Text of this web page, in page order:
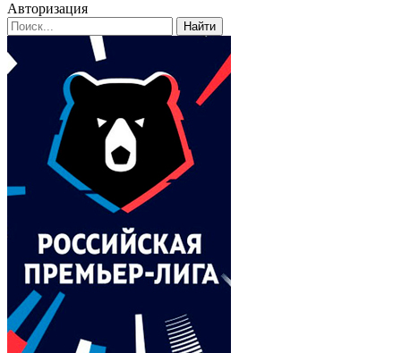
Авторизация
Найти